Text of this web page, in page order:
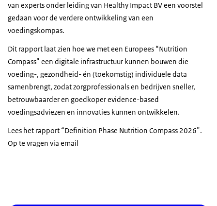
van experts onder leiding van Healthy Impact BV een voorstel
gedaan voor de verdere ontwikkeling van een
voedingskompas.
Dit rapport laat zien hoe we met een Europees “Nutrition
Compass” een digitale infrastructuur kunnen bouwen die
voeding-, gezondheid- én (toekomstig) individuele data
samenbrengt, zodat zorgprofessionals en bedrijven sneller,
betrouwbaarder en goedkoperevidence-based
voedingsadviezen en innovaties kunnen ontwikkelen.
Lees het rapport “Definition Phase Nutrition Compass 2026”.
Op te vragen via email